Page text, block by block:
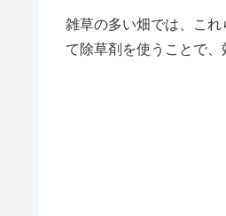
雑草の多い畑では、こ
て除草剤を使うことで、